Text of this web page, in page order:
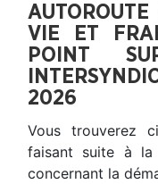
VIE ET
POINT
2026
Vous trouverez
faisant suite à la
concernant la